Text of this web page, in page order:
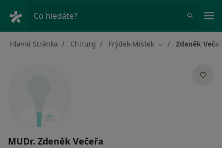
Co hledáte?
Hlavní Stránka Chirurg Frýdek-Místek Změna města
Zdeněk
MUDr. Zdeněk Večeřa